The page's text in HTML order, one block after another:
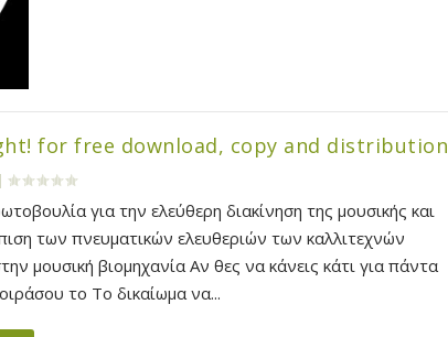
for free download, copy and distribution
για την ελεύθερη διακίνηση της μουσικής και
των πνευματικών ελευθεριών των καλλιτεχνών
μουσική βιομηχανία Αν θες να κάνεις κάτι για πάντα
το Το δικαίωμα να...